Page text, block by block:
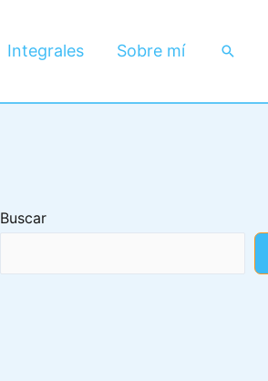
Integrales Sobre mí
Buscar